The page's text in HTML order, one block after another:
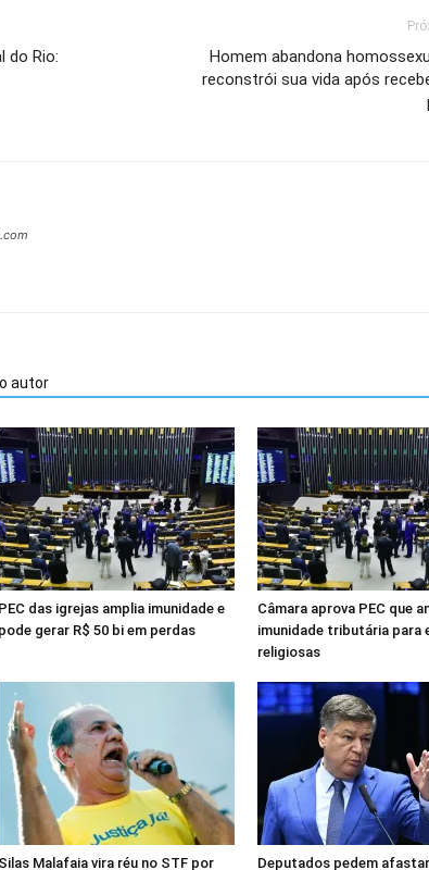
do Rio:
Homem abandona
reconstrói sua vida após
autor
PEC das igrejas amplia imunidade e
pode gerar R$ 50 bi em perdas
Câmara aprova PEC que
imunidade tributária para
religiosas
Silas Malafaia vira réu no STF por Deputados pedem